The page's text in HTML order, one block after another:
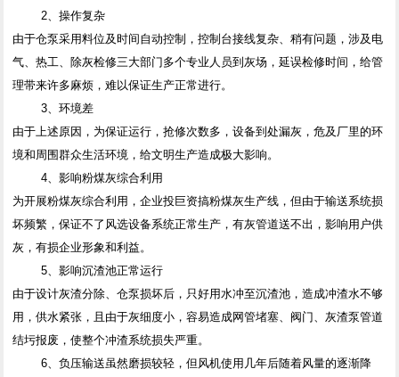
2、操作复杂
由于仓泵采用料位及时间自动控制，控制台接线复杂、稍有问题，涉及电
气、热工、除灰检修三大部门多个专业人员到灰场，延误检修时间，给管
理带来许多麻烦，难以保证生产正常进行。
3、环境差
由于上述原因，为保证运行，抢修次数多，设备到处漏灰，危及厂里的环
境和周围群众生活环境，给文明生产造成极大影响。
4、影响粉煤灰综合利用
为开展粉煤灰综合利用，企业投巨资搞粉煤灰生产线，但由于输送系统损
坏频繁，保证不了风选设备系统正常生产，有灰管道送不出，影响用户供
灰，有损企业形象和利益。
5、影响沉渣池正常运行
由于设计灰渣分除、仓泵损坏后，只好用水冲至沉渣池，造成冲渣水不够
用，供水紧张，且由于灰细度小，容易造成网管堵塞、阀门、灰渣泵管道
结圬报废，使整个冲渣系统损失严重。
6、负压输送虽然磨损较轻，但风机使用几年后随着风量的逐渐降